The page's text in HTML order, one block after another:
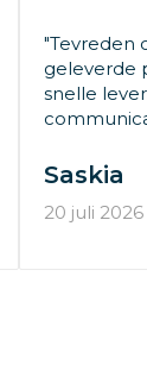
"Tevreden
geleverde
snelle
Saskia
20 juli 2026